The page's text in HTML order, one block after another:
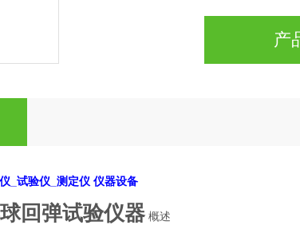
产
_试验仪_测定仪 仪器设备
回弹试验仪器 概述